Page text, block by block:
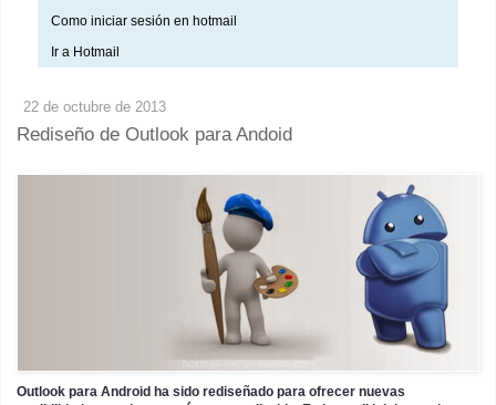
Como iniciar sesión en hotmail
Ir a Hotmail
22 de octubre de 2013
Rediseño de Outlook para Andoid
Outlook para Android ha sido rediseñado para ofrecer nuevas